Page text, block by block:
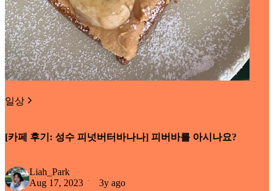
일상
[카페 후기: 성수 피넛버터바나나] 피버바를 아시나요?
Liah_Park
Aug 17, 2023
3y ago